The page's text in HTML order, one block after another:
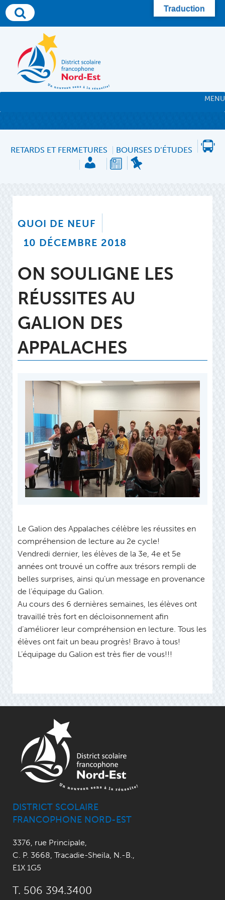
Skip
to
content
MENU
RETARDS ET FERMETURES BOURSES D’ÉTUDES
QUOI DE NEUF
10 DÉCEMBRE 2018
ON SOULIGNE LES
RÉUSSITES AU
GALION DES
APPALACHES
Le Galion des Appalaches célèbre les réussites en
compréhension de lecture au 2e cycle!
Vendredi dernier, les élèves de la 3e, 4e et 5e
années ont trouvé un coffre aux trésors rempli de
belles surprises, ainsi qu’un message en provenance
de l’équipage du Galion.
Au cours des 6 dernières semaines, les élèves ont
travaillé très fort en décloisonnement afin
d’améliorer leur compréhension en lecture. Tous les
élèves ont fait un beau progrès! Bravo à tous!
L’équipage du Galion est très fier de vous!!!
DISTRICT SCOLAIRE
FRANCOPHONE NORD-EST
3376, rue Principale,
C. P. 3668, Tracadie-Sheila, N.-B.,
E1X 1G5
T. 506 394.3400
Traduction